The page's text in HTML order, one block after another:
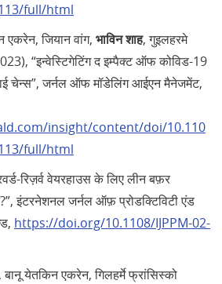
full/html
एकरेन, जियान वांग, भाविन शाह, गुइलहरमे
“इन्वेस्टिगेटिंग द इम्पैक्ट ऑफ कोविड-19
चेन्स”, जर्नल ऑफ मॉडेलिंग आईएन मैनेजमेंट,
insight/content/doi/10.110
full/html
रिज़र्व वेयरहाउस के लिए लीन बफ़र
इंटरनेशनल जर्नल ऑफ़ प्रोडक्टिविटी एंड
https://doi.org/10.1108/IJPPM-02-
येतकिन एकरेन, गिलहर्मे फ्रांसिस्को